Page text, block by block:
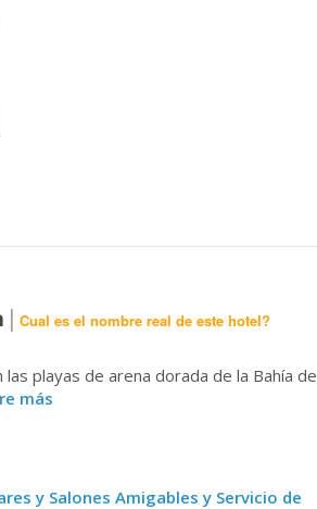
| Cual es el nombre real de este hotel?
playas de arena dorada de la Bahía de
más
y Salones Amigables y Servicio de